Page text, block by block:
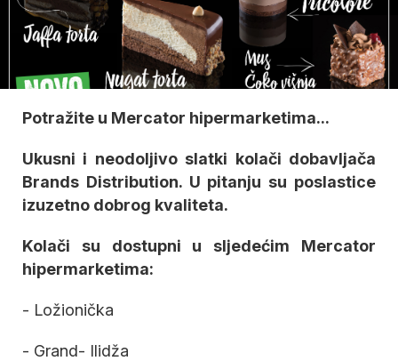
Potražite u Mercator hipermarketima...
Ukusni i neodoljivo slatki kolači dobavljača
Brands Distribution. U pitanju su poslastice
izuzetno dobrog kvaliteta.
Kolači su dostupni u sljedećim Mercator
hipermarketima:
- Ložionička
- Grand- Ilidža